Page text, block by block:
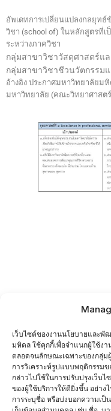
เว็บไซต์ของงานนโยบายและ
มหิดล ใช้คุกกี้เพื่อจำแนกผู้ใช้ง
ตลอดจนลักษณะเฉพาะของกลุ่ม
การวิเคราะห์รูปแบบพฤติกรรม
กล่าวไปใช้ในการปรับปรุงเว็บ
ของผู้ใช้บริการให้ดียิ่งขึ้น อย่าง
การระบุชื่อ หรือบ่งบอกความเ
อัพเดทการเปลี่ยนแปลงกลยุทธ์
วิชา (school of) ในหลักสูตรที่
ระหว่างภาควิชา
กลุ่มสาขาวิชาวัสดุศาสตร์แ
กลุ่มสาขาวิชาชีวนวัตกรรม
อ้างอิง ประกาศมหาวิทยาลัยม
มหาวิทยาลัย (คณะวิทยาศาสต